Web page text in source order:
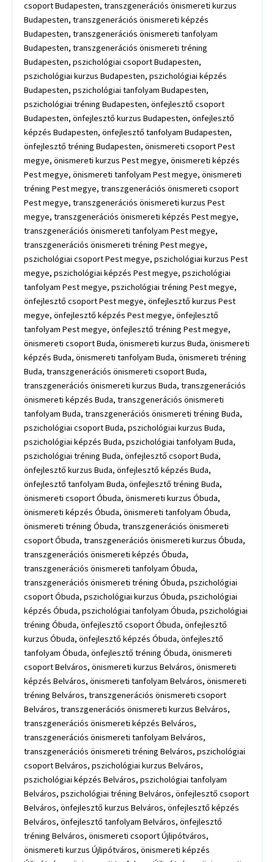
csoport Budapesten, transzgenerációs önismereti kurzus
Budapesten, transzgenerációs önismereti képzés
Budapesten, transzgenerációs önismereti tanfolyam
Budapesten, transzgenerációs önismereti tréning
Budapesten, pszichológiai csoport Budapesten,
pszichológiai kurzus Budapesten, pszichológiai képzés
Budapesten, pszichológiai tanfolyam Budapesten,
pszichológiai tréning Budapesten, önfejlesztő csoport
Budapesten, önfejlesztő kurzus Budapesten, önfejlesztő
képzés Budapesten, önfejlesztő tanfolyam Budapesten,
önfejlesztő tréning Budapesten, önismereti csoport Pest
megye, önismereti kurzus Pest megye, önismereti képzés
Pest megye, önismereti tanfolyam Pest megye, önismereti
tréning Pest megye, transzgenerációs önismereti csoport
Pest megye, transzgenerációs önismereti kurzus Pest
megye, transzgenerációs önismereti képzés Pest megye,
transzgenerációs önismereti tanfolyam Pest megye,
transzgenerációs önismereti tréning Pest megye,
pszichológiai csoport Pest megye, pszichológiai kurzus Pest
megye, pszichológiai képzés Pest megye, pszichológiai
tanfolyam Pest megye, pszichológiai tréning Pest megye,
önfejlesztő csoport Pest megye, önfejlesztő kurzus Pest
megye, önfejlesztő képzés Pest megye, önfejlesztő
tanfolyam Pest megye, önfejlesztő tréning Pest megye,
önismereti csoport Buda, önismereti kurzus Buda, önismereti
képzés Buda, önismereti tanfolyam Buda, önismereti tréning
Buda, transzgenerációs önismereti csoport Buda,
transzgenerációs önismereti kurzus Buda, transzgenerációs
önismereti képzés Buda, transzgenerációs önismereti
tanfolyam Buda, transzgenerációs önismereti tréning Buda,
pszichológiai csoport Buda, pszichológiai kurzus Buda,
pszichológiai képzés Buda, pszichológiai tanfolyam Buda,
pszichológiai tréning Buda, önfejlesztő csoport Buda,
önfejlesztő kurzus Buda, önfejlesztő képzés Buda,
önfejlesztő tanfolyam Buda, önfejlesztő tréning Buda,
önismereti csoport Óbuda, önismereti kurzus Óbuda,
önismereti képzés Óbuda, önismereti tanfolyam Óbuda,
önismereti tréning Óbuda, transzgenerációs önismereti
csoport Óbuda, transzgenerációs önismereti kurzus Óbuda,
transzgenerációs önismereti képzés Óbuda,
transzgenerációs önismereti tanfolyam Óbuda,
transzgenerációs önismereti tréning Óbuda, pszichológiai
csoport Óbuda, pszichológiai kurzus Óbuda, pszichológiai
képzés Óbuda, pszichológiai tanfolyam Óbuda, pszichológiai
tréning Óbuda, önfejlesztő csoport Óbuda, önfejlesztő
kurzus Óbuda, önfejlesztő képzés Óbuda, önfejlesztő
tanfolyam Óbuda, önfejlesztő tréning Óbuda, önismereti
csoport Belváros, önismereti kurzus Belváros, önismereti
képzés Belváros, önismereti tanfolyam Belváros, önismereti
tréning Belváros, transzgenerációs önismereti csoport
Belváros, transzgenerációs önismereti kurzus Belváros,
transzgenerációs önismereti képzés Belváros,
transzgenerációs önismereti tanfolyam Belváros,
transzgenerációs önismereti tréning Belváros, pszichológiai
csoport Belváros, pszichológiai kurzus Belváros,
pszichológiai képzés Belváros, pszichológiai tanfolyam
Belváros, pszichológiai tréning Belváros, önfejlesztő csoport
Belváros, önfejlesztő kurzus Belváros, önfejlesztő képzés
Belváros, önfejlesztő tanfolyam Belváros, önfejlesztő
tréning Belváros, önismereti csoport Újlipótváros,
önismereti kurzus Újlipótváros, önismereti képzés